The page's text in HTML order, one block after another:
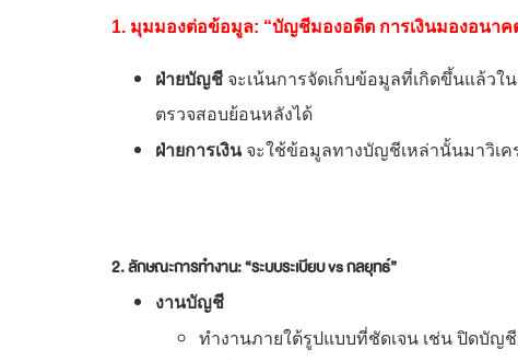
1. มุมมองต่อข้อมูล: “บัญชีมองอดีต การเงินมองอนาค
ฝ่ายบัญชี จะเน้นการจัดเก็บข้อมูลที่เกิดขึ้นแล้วใ
ตรวจสอบย้อนหลังได้
ฝ่ายการเงินจะใช้ข้อมูลทางบัญชีเหล่านั้นมาวิเค
2. ลักษณะการทำงาน: “ระบบระเบียบ vs กลยุทธ์”
งานบัญชี
ทำงานภายใต้รูปแบบที่ชัดเจน เช่น ปิดบัญ